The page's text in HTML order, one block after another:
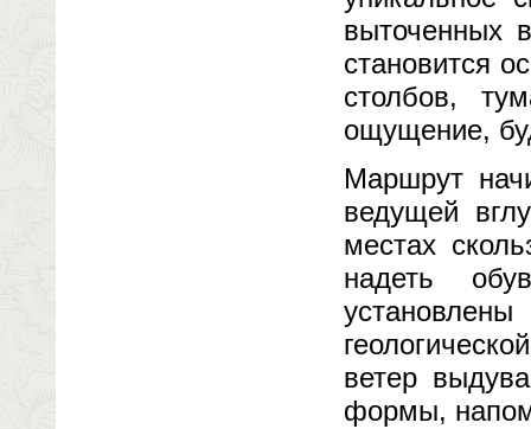
выточенных
становится
столбов,
ощущение,
Маршрут
ведущей
местах
надеть
ветер
формы,